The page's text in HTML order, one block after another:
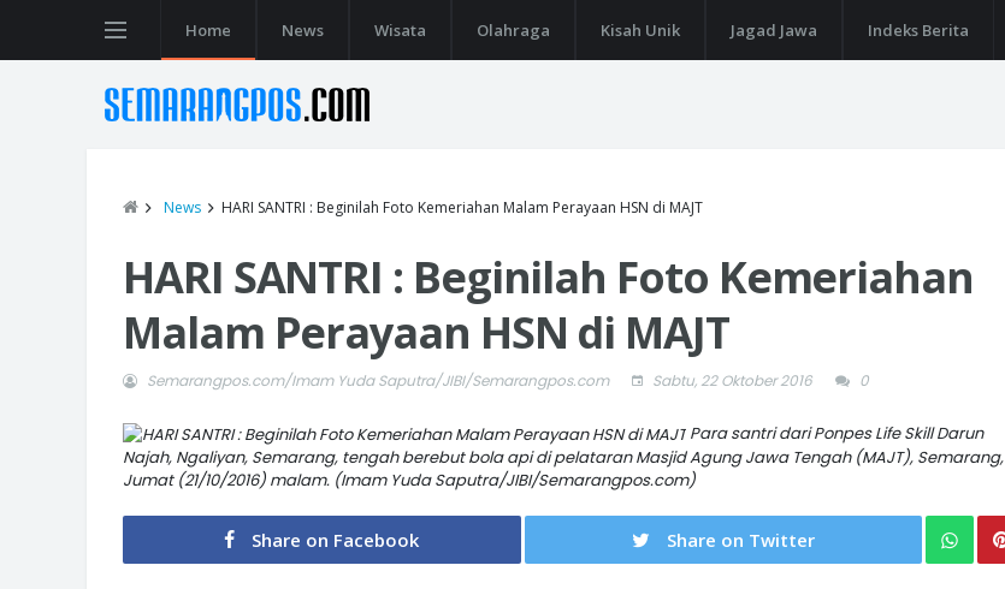
Home News Wisata Olahraga Kisah Unik Jagad Jawa Indeks Berita
News HARI SANTRI : Beginilah Foto Kemeriahan Malam Perayaan HSN di MAJT
HARI SANTRI : Beginilah Foto Kemeriahan
Malam Perayaan HSN di MAJT
Semarangpos.com/Imam Yuda Saputra/JIBI/Semarangpos.com Sabtu, 22 Oktober 2016 0
Para santri dari Ponpes Life Skill Darun
Najah, Ngaliyan, Semarang, tengah berebut bola api di pelataran Masjid Agung Jawa Tengah (MAJT), Semarang,
Jumat (21/10/2016) malam. (Imam Yuda Saputra/JIBI/Semarangpos.com)
Share on Facebook Share on Twitter